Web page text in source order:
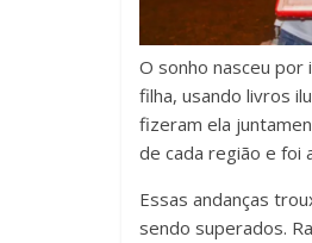
O sonho nasceu por
filha, usando livros
fizeram ela
de cada região e foi
Essas andanças
sendo superados.